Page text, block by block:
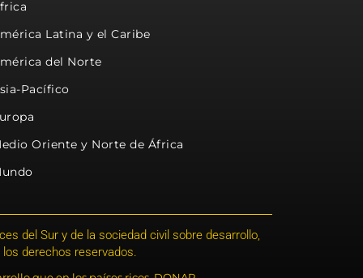
Latina y el Caribe
del Norte
Pacífico
Oriente y Norte de África
del Sur y de la sociedad civil sobre desarrollo,
derechos reservados.